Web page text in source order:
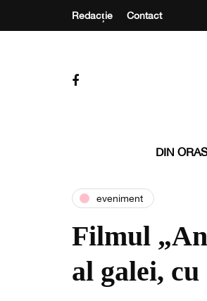
Redacție Contact
DIN ORAS
eveniment
Filmul
al galei,